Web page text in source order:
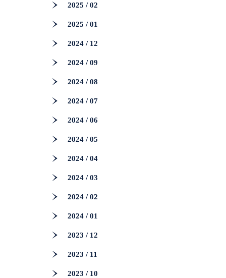
2025 / 02
2025 / 01
2024 / 12
2024 / 09
2024 / 08
2024 / 07
2024 / 06
2024 / 05
2024 / 04
2024 / 03
2024 / 02
2024 / 01
2023 / 12
2023 / 11
2023 / 10